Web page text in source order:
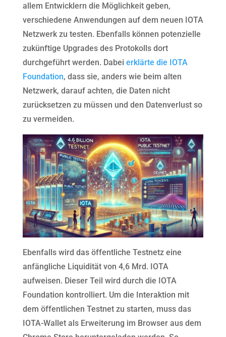
allem Entwicklern die Möglichkeit geben,
verschiedene Anwendungen auf dem neuen IOTA
Netzwerk zu testen. Ebenfalls können potenzielle
zukünftige Upgrades des Protokolls dort
durchgeführt werden. Dabei erklärte die IOTA
Foundation, dass sie, anders wie beim alten
Netzwerk, darauf achten, die Daten nicht
zurücksetzen zu müssen und den Datenverlust so
zu vermeiden.
Ebenfalls wird das öffentliche Testnetz eine
anfängliche Liquidität von 4,6 Mrd. IOTA
aufweisen. Dieser Teil wird durch die IOTA
Foundation kontrolliert. Um die Interaktion mit
dem öffentlichen Testnet zu starten, muss das
IOTA-Wallet als Erweiterung im Browser aus dem